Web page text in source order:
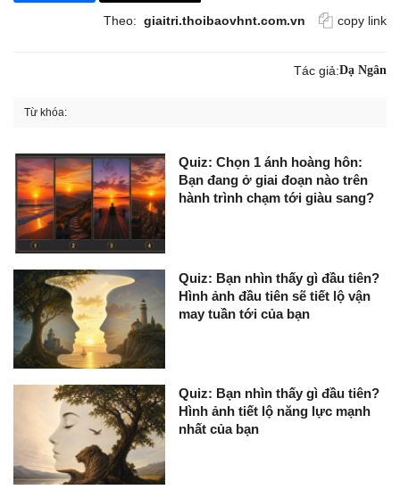
Theo: giaitri.thoibaovhnt.com.vn copy link
Tác giả:Dạ Ngân
Từ khóa:
Quiz: Chọn 1 ánh hoàng hôn:
Bạn đang ở giai đoạn nào trên
hành trình chạm tới giàu sang?
Quiz: Bạn nhìn thấy gì đầu tiên?
Hình ảnh đầu tiên sẽ tiết lộ vận
may tuần tới của bạn
Quiz: Bạn nhìn thấy gì đầu tiên?
Hình ảnh tiết lộ năng lực mạnh
nhất của bạn